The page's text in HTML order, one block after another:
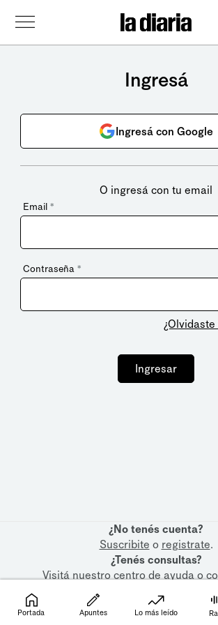
Ingresá
Ingresá con Google
O ingresá con tu email
Email *
Contraseña *
Ingresar
¿No tenés cuenta?
Suscribite o registrate.
¿Tenés consultas?
Visitá nuestrocentro de ayudao
Portada Apuntes Lo más leído